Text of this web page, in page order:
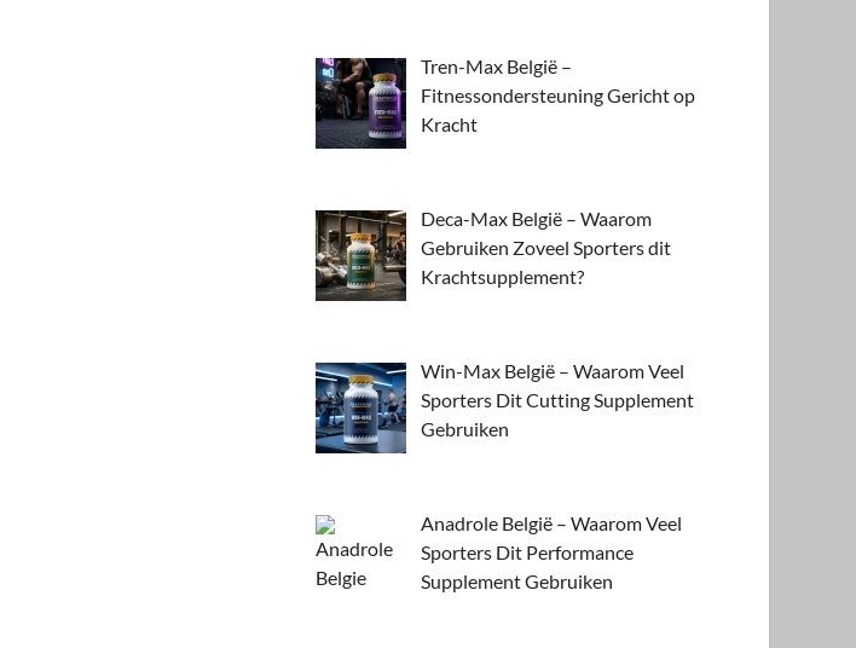
Tren-Max België –
Fitnessondersteuning Gericht op
Kracht
Deca-Max België – Waarom
Gebruiken Zoveel Sporters dit
Krachtsupplement?
Win-Max België – Waarom Veel
Sporters Dit Cutting Supplement
Gebruiken
Anadrole België – Waarom Veel
Sporters Dit Performance
Supplement Gebruiken